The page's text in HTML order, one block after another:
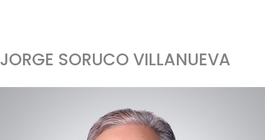
JORGE SORUCO VILLANUEVA